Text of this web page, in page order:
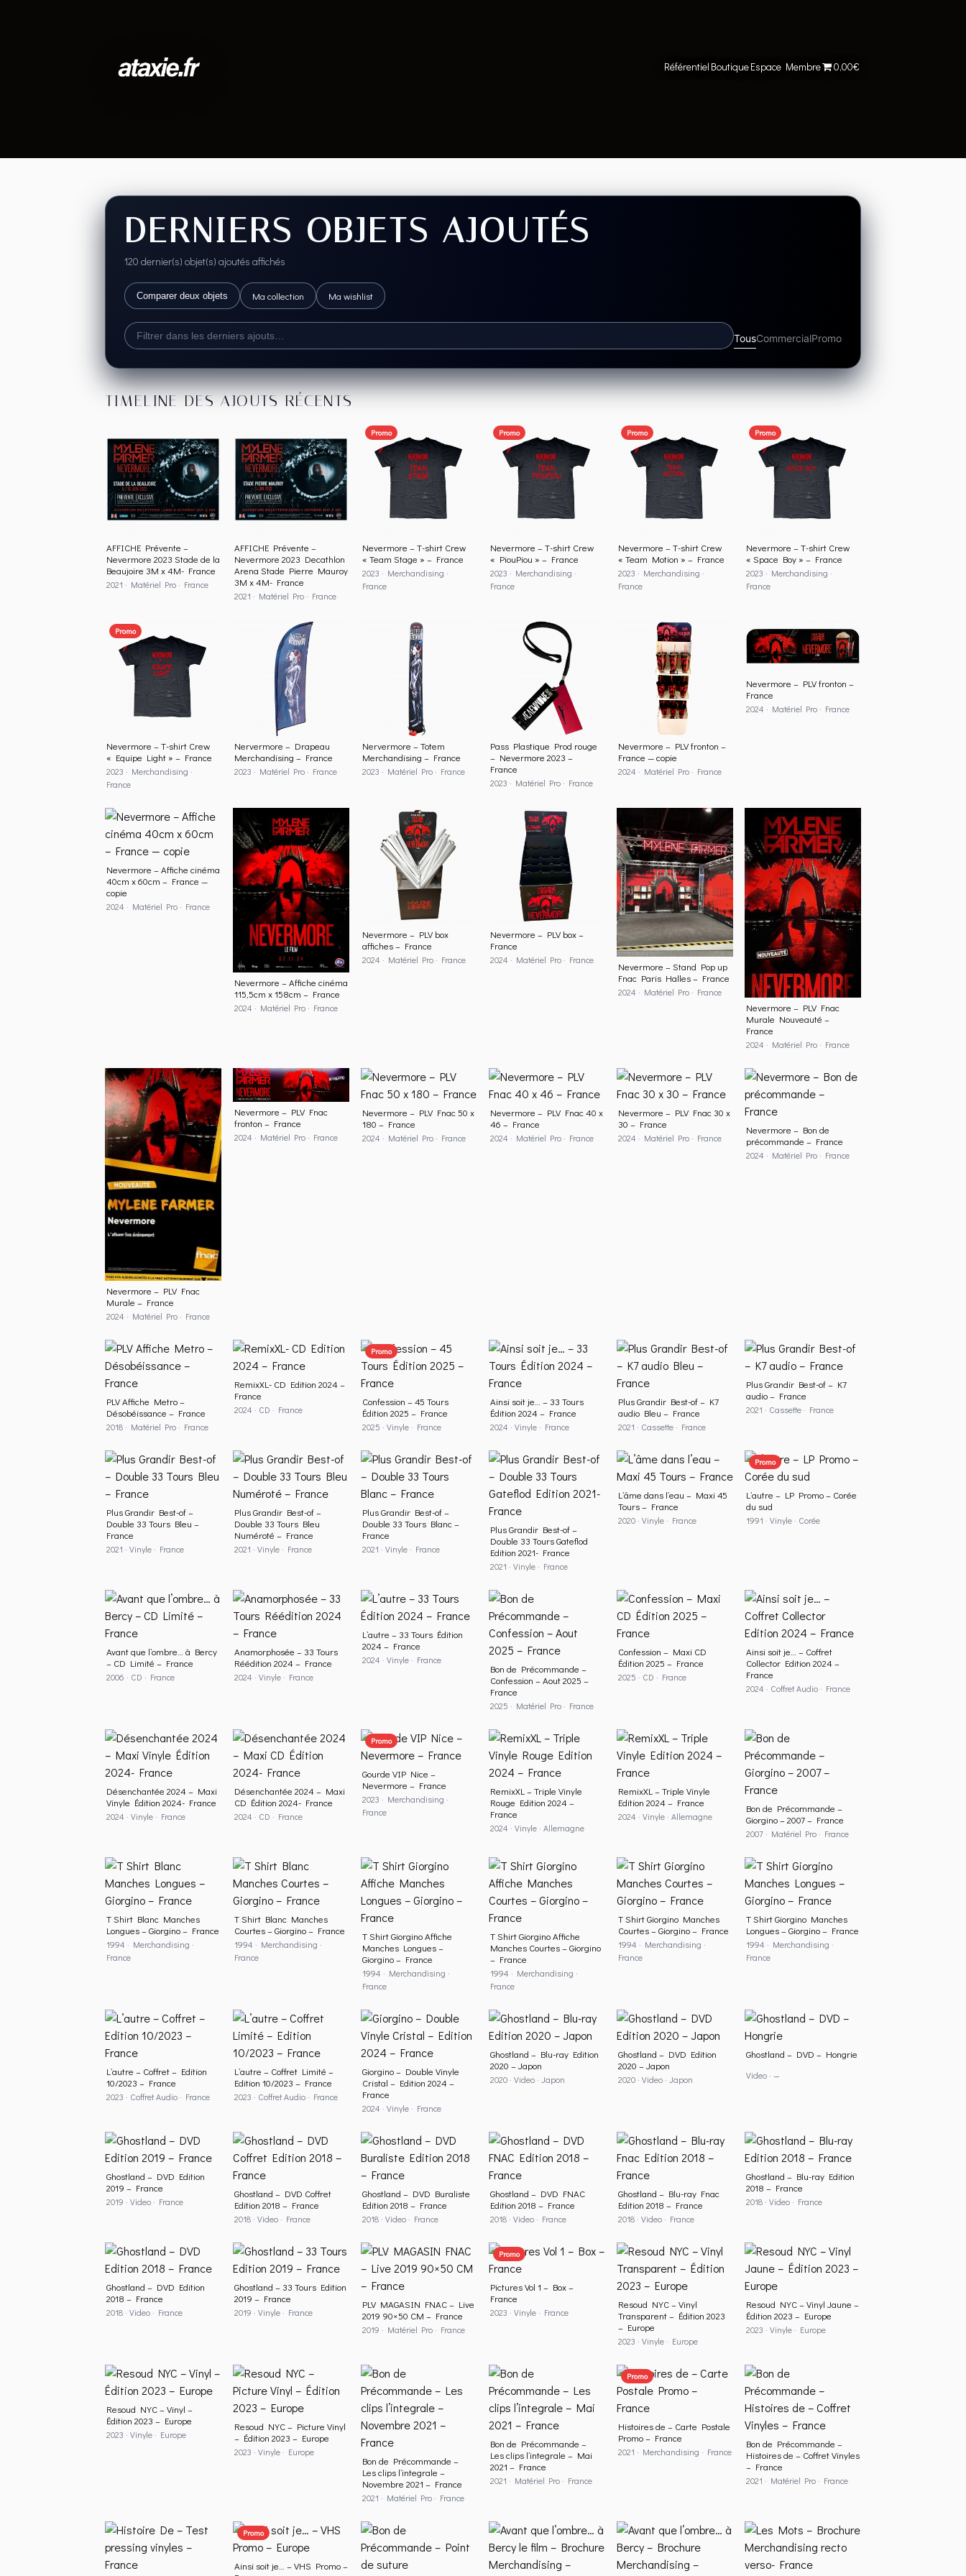
Référentiel BoutiqueEspace Membre 0,00€
DERNIERS OBJETS AJOUTÉS
120 dernier(s) objet(s) ajoutés affichés
Comparer deux objets Ma collection Ma wishlist
TousCommercialPromo
TIMELINE DES AJOUTS RÉCENTS
AFFICHE Prévente –
Nevermore 2023 Stade de la
Beaujoire 3M x 4M- France
2021 · Matériel Pro · France
AFFICHE Prévente –
Nevermore 2023 Decathlon
Arena Stade Pierre Mauroy
3M x 4M- France
2021 · Matériel Pro · France
Promo
Nevermore – T-shirt Crew
« Team Stage » – France
2023 · Merchandising ·
France
Promo
Nevermore – T-shirt Crew
« PiouPiou » – France
2023 · Merchandising ·
France
Promo
Nevermore – T-shirt Crew
« Team Motion » – France
2023 · Merchandising ·
France
Promo
Nevermore – T-shirt Crew
« Space Boy » – France
2023 · Merchandising ·
France
Promo
Nevermore – T-shirt Crew
« Equipe Light » – France
2023 · Merchandising ·
France
Nervermore – Drapeau
Merchandising – France
2023 · Matériel Pro · France
Nervermore – Totem
Merchandising – France
2023 · Matériel Pro · France
Pass Plastique Prod rouge
– Nevermore 2023 –
France
2023 · Matériel Pro · France
Nevermore – PLV fronton –
France — copie
2024 · Matériel Pro · France
Nevermore – PLV fronton –
France
2024 · Matériel Pro · France
Nevermore – Affiche cinéma
40cm x 60cm – France —
copie
2024 · Matériel Pro · France
Nevermore – Affiche cinéma
115,5cm x 158cm – France
2024 · Matériel Pro · France
Nevermore – PLV box
affiches – France
2024 · Matériel Pro · France
Nevermore – PLV box –
France
2024 · Matériel Pro · France
Nevermore – Stand Pop up
Fnac Paris Halles – France
2024 · Matériel Pro · France
Nevermore – PLV Fnac
Murale Nouveauté –
France
2024 · Matériel Pro · France
Nevermore – PLV Fnac
Murale – France
2024 · Matériel Pro · France
Nevermore – PLV Fnac
fronton – France
2024 · Matériel Pro · France
Nevermore – PLV Fnac 50 x
180 – France
2024 · Matériel Pro · France
Nevermore – PLV Fnac 40 x
46 – France
2024 · Matériel Pro · France
Nevermore – PLV Fnac 30 x
30 – France
2024 · Matériel Pro · France
Nevermore – Bon de
précommande – France
2024 · Matériel Pro · France
PLV Affiche Metro –
Désobéissance – France
2018 · Matériel Pro · France
RemixXL- CD Edition 2024 –
France
2024 · CD · France
Promo
Confession – 45 Tours
Édition 2025 – France
2025 · Vinyle · France
Ainsi soit je… – 33 Tours
Édition 2024 – France
2024 · Vinyle · France
Plus Grandir Best-of – K7
audio Bleu – France
2021 · Cassette · France
Plus Grandir Best-of – K7
audio – France
2021 · Cassette · France
Plus Grandir Best-of –
Double 33 Tours Bleu –
France
2021 · Vinyle · France
Plus Grandir Best-of –
Double 33 Tours Bleu
Numéroté – France
2021 · Vinyle · France
Plus Grandir Best-of –
Double 33 Tours Blanc –
France
2021 · Vinyle · France
Plus Grandir Best-of –
Double 33 Tours Gateflod
Edition 2021- France
2021 · Vinyle · France
L’âme dans l’eau – Maxi 45
Tours – France
2020 · Vinyle · France
Promo
L’autre – LP Promo – Corée
du sud
1991 · Vinyle · Corée
Avant que l’ombre… à Bercy
– CD Limité – France
2006 · CD · France
Anamorphosée – 33 Tours
Réédition 2024 – France
2024 · Vinyle · France
L’autre – 33 Tours Édition
2024 – France
2024 · Vinyle · France
Bon de Précommande –
Confession – Aout 2025 –
France
2025 · Matériel Pro · France
Confession – Maxi CD
Édition 2025 – France
2025 · CD · France
Ainsi soit je… – Coffret
Collector Edition 2024 –
France
2024 · Coffret Audio · France
Désenchantée 2024 – Maxi
Vinyle Édition 2024- France
2024 · Vinyle · France
Désenchantée 2024 – Maxi
CD Édition 2024- France
2024 · CD · France
Promo
Gourde VIP Nice –
Nevermore – France
2023 · Merchandising ·
France
RemixXL – Triple Vinyle
Rouge Edition 2024 –
France
2024 · Vinyle · Allemagne
RemixXL – Triple Vinyle
Edition 2024 – France
2024 · Vinyle · Allemagne
Bon de Précommande –
Giorgino – 2007 – France
2007 · Matériel Pro · France
T Shirt Blanc Manches
Longues – Giorgino – France
1994 · Merchandising ·
France
T Shirt Blanc Manches
Courtes – Giorgino – France
1994 · Merchandising ·
France
T Shirt Giorgino Affiche
Manches Longues –
Giorgino – France
1994 · Merchandising ·
France
T Shirt Giorgino Affiche
Manches Courtes – Giorgino
– France
1994 · Merchandising ·
France
T Shirt Giorgino Manches
Courtes – Giorgino – France
1994 · Merchandising ·
France
T Shirt Giorgino Manches
Longues – Giorgino – France
1994 · Merchandising ·
France
L’autre – Coffret – Edition
10/2023 – France
2023 · Coffret Audio · France
L’autre – Coffret Limité –
Edition 10/2023 – France
2023 · Coffret Audio · France
Giorgino – Double Vinyle
Cristal – Edition 2024 –
France
2024 · Vinyle · France
Ghostland – Blu-ray Edition
2020 – Japon
2020 · Video · Japon
Ghostland – DVD Edition
2020 – Japon
2020 · Video · Japon
Ghostland – DVD – Hongrie
Video · —
Ghostland – DVD Edition
2019 – France
2019 · Video · France
Ghostland – DVD Coffret
Edition 2018 – France
2018 · Video · France
Ghostland – DVD Buraliste
Edition 2018 – France
2018 · Video · France
Ghostland – DVD FNAC
Edition 2018 – France
2018 · Video · France
Ghostland – Blu-ray Fnac
Edition 2018 – France
2018 · Video · France
Ghostland – Blu-ray Edition
2018 – France
2018 · Video · France
Ghostland – DVD Edition
2018 – France
2018 · Video · France
Ghostland – 33 Tours Edition
2019 – France
2019 · Vinyle · France
PLV MAGASIN FNAC – Live
2019 90×50 CM – France
2019 · Matériel Pro · France
Promo
Pictures Vol 1 – Box –
France
2023 · Vinyle · France
Resoud NYC – Vinyl
Transparent – Édition 2023
– Europe
2023 · Vinyle · Europe
Resoud NYC – Vinyl Jaune –
Édition 2023 – Europe
2023 · Vinyle · Europe
Resoud NYC – Vinyl –
Édition 2023 – Europe
2023 · Vinyle · Europe
Resoud NYC – Picture Vinyl
– Édition 2023 – Europe
2023 · Vinyle · Europe
Bon de Précommande –
Les clips l’integrale –
Novembre 2021 – France
2021 · Matériel Pro · France
Bon de Précommande –
Les clips l’integrale – Mai
2021 – France
2021 · Matériel Pro · France
Promo
Histoires de – Carte Postale
Promo – France
2021 · Merchandising · France
Bon de Précommande –
Histoires de – Coffret Vinyles
– France
2021 · Matériel Pro · France
Promo
Ainsi soit je… – VHS Promo –